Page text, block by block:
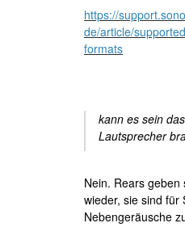
https://
de/article/
formats
kann es sein
Lautsprecher
Nein. Rears
wieder, sie sind für
Nebengeräusche